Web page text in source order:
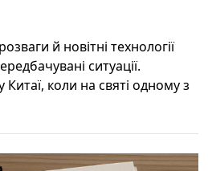
й новітні технології
ситуації.
коли на святі одному з